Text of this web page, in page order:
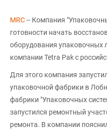
MRC-- Компания
готовности начать
оборудования упаковочных
компании Tetra Pak с
Для этого компания
упаковочной фабрики в
фабрики "Упаковочных
запустился ремонтный
ремонта. В компании